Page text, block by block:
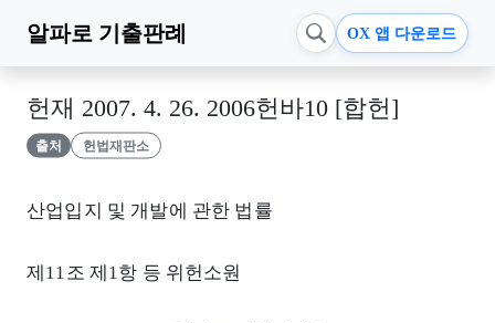
알파로 기출판례 OX 앱 다운로드
헌재 2007. 4. 26. 2006헌바10 [합헌]
출처 헌법재판소
산업입지 및 개발에 관한 법률
제11조 제1항 등 위헌소원